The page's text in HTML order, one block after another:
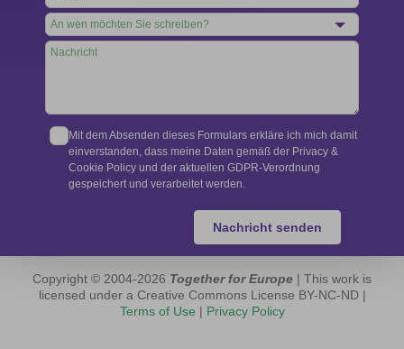
Mit dem Absenden dieses Formulars erkläre ich mich damit
einverstanden, dass meine Daten gemäß der Privacy &
Cookie Policy und der aktuellen GDPR-Verordnung
gespeichert und verarbeitet werden.
Nachricht senden
Copyright © 2004-2026 Together for Europe | This work is
licensed under a Creative Commons License BY-NC-ND |
Terms of Use | Privacy Policy